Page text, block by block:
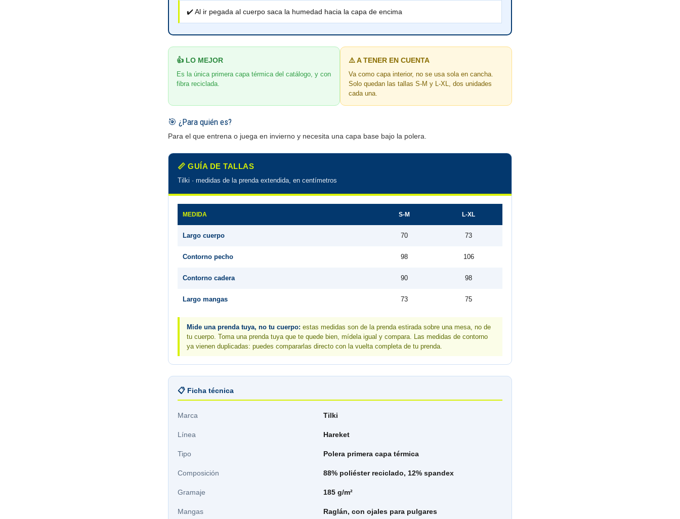
✔️ Al ir pegada al cuerpo saca la humedad hacia la capa de encima
👍 LO MEJOR
Es la única primera capa térmica del catálogo, y con
fibra reciclada.
⚠️ A TENER EN CUENTA
Va como capa interior, no se usa sola en cancha.
Solo quedan las tallas S-M y L-XL, dos unidades
cada una.
🎯 ¿Para quién es?
Para el que entrena o juega en invierno y necesita una capa base bajo la polera.
📏 GUÍA DE TALLAS
Tilki · medidas de la prenda extendida, en centímetros
MEDIDA S-M L-XL
Largo cuerpo 70 73
Contorno pecho 98 106
Contorno cadera 90 98
Largo mangas 73 75
Mide una prenda tuya, no tu cuerpo: estas medidas son de la prenda estirada sobre una mesa, no de
tu cuerpo. Toma una prenda tuya que te quede bien, mídela igual y compara. Las medidas de contorno
ya vienen duplicadas: puedes compararlas directo con la vuelta completa de tu prenda.
📋 Ficha técnica
Marca Tilki
Línea Hareket
Tipo Polera primera capa térmica
Composición 88% poliéster reciclado, 12% spandex
Gramaje 185 g/m²
Mangas Raglán, con ojales para pulgares